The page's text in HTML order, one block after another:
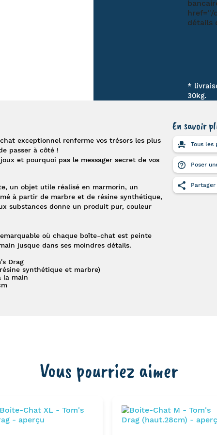
*
30kg.
exceptionnel renferme vos trésors les plus
passer à côté !
et pourquoi pas le messager secret de vos
un objet utile réalisé en marmorin, un
à partir de marbre et de résine synthétique,
substances donne un produit pur, couleur
où chaque boîte-chat est peinte
jusque dans ses moindres détails.
Drag
synthétique et marbre)
la main
En savoir
Tous les
Poser
Partager
Vous pourriez aimer